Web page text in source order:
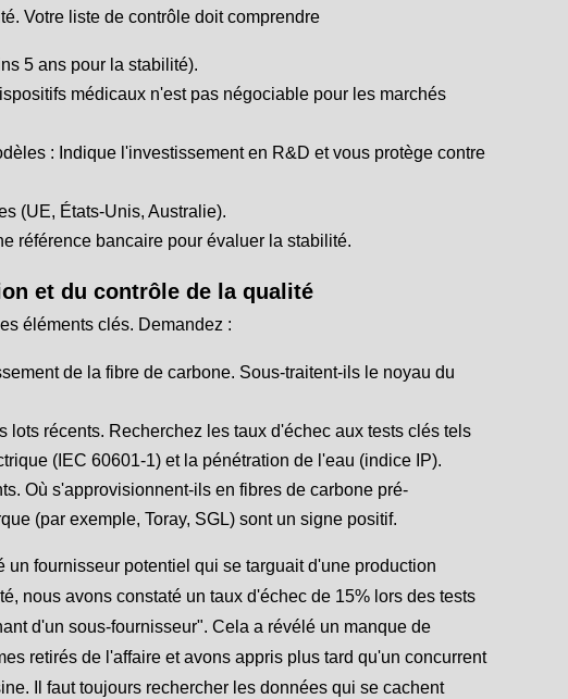
Votre liste de contrôle doit comprendre
5 ans pour la stabilité).
médicaux n'est pas négociable pour les marchés
: Indique l'investissement en R&D et vous protège contre
(UE, États-Unis, Australie).
référence bancaire pour évaluer la stabilité.
et du contrôle de la qualité
éléments clés. Demandez :
de la fibre de carbone. Sous-traitent-ils le noyau du
récents. Recherchez les taux d'échec aux tests clés tels
(IEC 60601-1) et la pénétration de l'eau (indice IP).
Où s'approvisionnent-ils en fibres de carbone pré-
(par exemple, Toray, SGL) sont un signe positif.
un fournisseur potentiel qui se targuait d'une production
nous avons constaté un taux d'échec de 15% lors des tests
d'un sous-fournisseur". Cela a révélé un manque de
retirés de l'affaire et avons appris plus tard qu'un concurrent
Il faut toujours rechercher les données qui se cachent